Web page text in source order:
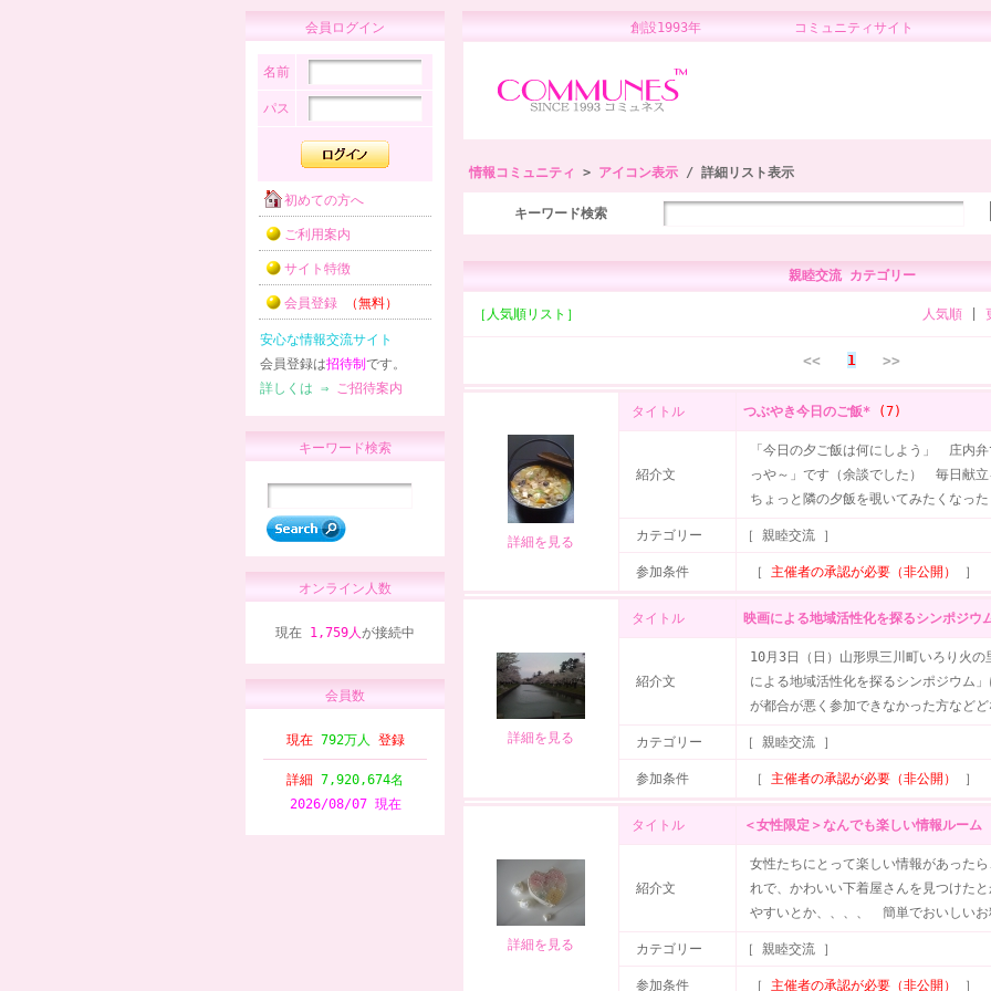
会員ログイン
名前
パス
初めての方へ
ご利用案内
サイト特徴
会員登録 （無料）
安心な情報交流サイト
会員登録は招待制 です。
詳しくは ⇒ ご招待案内
キーワード検索
オンライン人数
現在 1,759人が接続中
会員数
現在 792万人 登録
詳細 7,920,674名
2026/08/07 現在
創設1993年 コミュニティサイト 交
情報コミュニティ > アイコン表示 / 詳細リスト表示
キーワード検索
親睦交流 カテゴリー
人気順
［人気順リスト］
<< 1 >>
詳細を見る
タイトル つぶやき今日のご飯* (7)
紹介文
「今日の夕ご飯は何にしよう」 庄
っや～」です（余談でした） 毎日献
ちょっと隣の夕飯を覗いてみたくなっ
カテゴリー ［ 親睦交流 ］
参加条件 ［ 主催者の承認が必要（非公開） ］
詳細を見る
タイトル 映画による地域活性化を探るシンポジウ
紹介文
10月3日（日）山形県三川町いろり火
による地域活性化を探るシンポジウム
が都合が悪く参加できなかった方など
カテゴリー ［ 親睦交流 ］
参加条件 ［ 主催者の承認が必要（非公開） ］
詳細を見る
タイトル ＜女性限定＞なんでも楽しい情報ルーム
紹介文
女性たちにとって楽しい情報があっ
れで、かわいい下着屋さんを見つけた
やすいとか、、、、 簡単でおいしい
カテゴリー ［ 親睦交流 ］
参加条件 ［ 主催者の承認が必要（非公開） ］